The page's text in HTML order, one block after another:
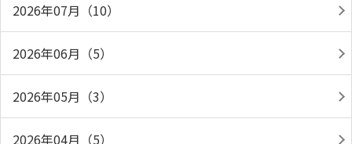
2026年07月（10）
2026年06月（5）
2026年05月（3）
2026年04月（5）